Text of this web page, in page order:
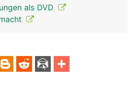
als DVD